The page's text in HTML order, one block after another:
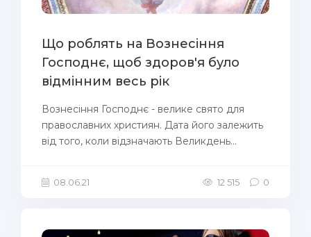
Що роблять на Вознесіння
Господнє, щоб здоров'я було
відмінним весь рік
Вознесіння Господнє - велике свято для
православних християн. Дата його залежить
від того, коли відзначають Великдень...
08.06.21 12 515 0